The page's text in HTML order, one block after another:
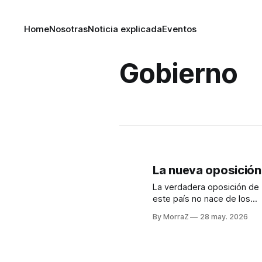
HomeNosotrasNoticia explicadaEventos
Gobierno
La nueva oposición
La verdadera oposición de
este país no nace de los
nace de la dignidad de
By MorraZ 28 may. 2026